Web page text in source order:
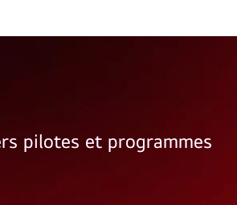
pilotes et programmes